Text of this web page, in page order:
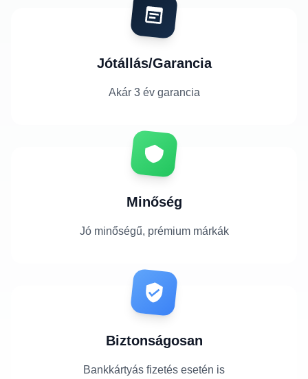
Jótállás/Garancia
Akár 3 év garancia
Minőség
Jó minőségű, prémium márkák
Biztonságosan
Bankkártyás fizetés esetén is